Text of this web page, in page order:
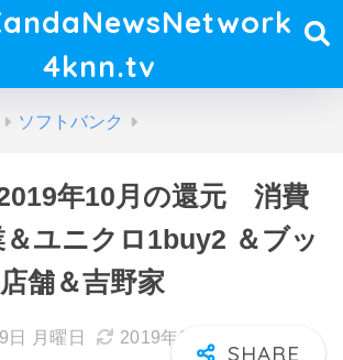
4knn.tv
ソフトバンク
年10月の還元 消費
ユニクロ1buy2 ＆ブッ
舗＆吉野家
日 月曜日 2019年09月10日 火曜日